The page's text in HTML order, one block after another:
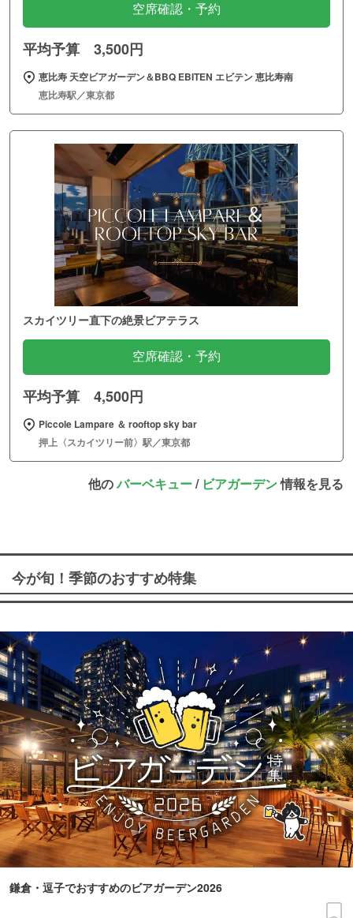
空席確認・予約
平均予算 3,500円
恵比寿 天空ビアガーデン＆BBQ EBITEN エビテン 恵比寿南
恵比寿駅／東京都
スカイツリー直下の絶景ビアテラス
空席確認・予約
平均予算 4,500円
Piccole Lampare ＆ rooftop sky bar
押上〈スカイツリー前〉駅／東京都
他のバーベキュー/ ビアガーデン情報を見る
今が旬！季節のおすすめ特集
鎌倉・逗子でおすすめのビアガーデン2026